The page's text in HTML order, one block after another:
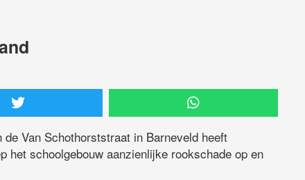
Van Schothorststraat in Barneveld heeft
het schoolgebouw aanzienlijke rookschade op en